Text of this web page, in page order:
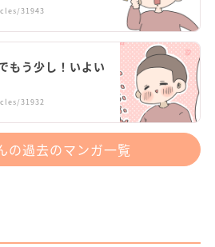
31943
もう少し！いよい
31932
の過去のマンガ一覧